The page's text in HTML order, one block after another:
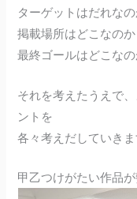
ターゲットはだれなの
掲載場所はどこなのか
最終ゴールはどこなの
それを考えたうえで
ントを
各々考えだしていきま
甲乙つけがたい作品